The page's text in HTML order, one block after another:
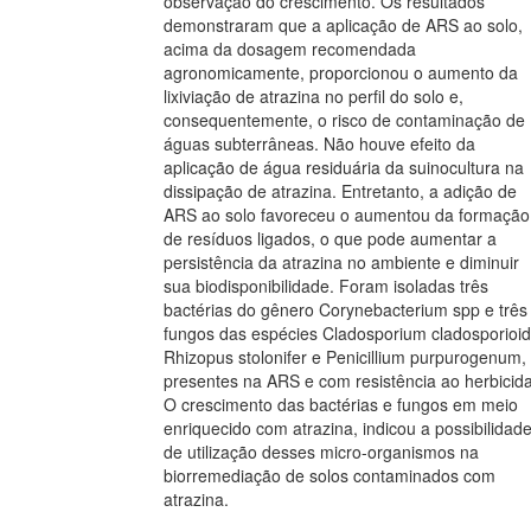
demonstraram que a aplicação de ARS ao solo,
acima da dosagem recomendada
agronomicamente, proporcionou o aumento da
lixiviação de atrazina no perfil do solo e,
consequentemente, o risco de contaminação de
águas subterrâneas. Não houve efeito da
aplicação de água residuária da suinocultura na
dissipação de atrazina. Entretanto, a adição de
ARS ao solo favoreceu o aumentou da formação
de resíduos ligados, o que pode aumentar a
persistência da atrazina no ambiente e diminuir
sua biodisponibilidade. Foram isoladas três
bactérias do gênero Corynebacterium spp e três
fungos das espécies Cladosporium
Rhizopus stolonifer e Penicillium purpurogenum,
presentes na ARS e com resistência ao
O crescimento das bactérias e fungos em meio
enriquecido com atrazina, indicou a possibilidade
de utilização desses micro-organismos na
biorremediação de solos contaminados com
atrazina.